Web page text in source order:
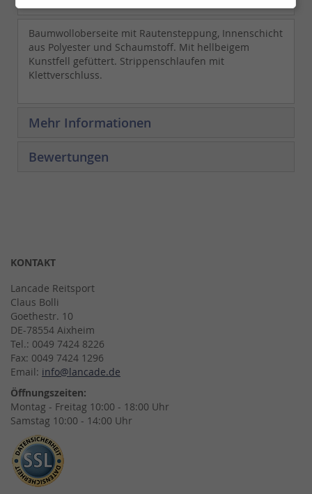
Baumwolloberseite mit Rautensteppung, Innenschicht
aus Polyester und Schaumstoff. Mit hellbeigem
Kunstfell gefüttert. Strippenschlaufen mit
Klettverschluss.
Mehr Informationen
Bewertungen
KONTAKT
Lancade Reitsport
Claus Bolli
Goethestr. 10
DE-78554 Aixheim
Tel.: 0049 7424 8226
Fax: 0049 7424 1296
Email: info@lancade.de
Öffnungszeiten:
Montag - Freitag 10:00 - 18:00 Uhr
Samstag 10:00 - 14:00 Uhr